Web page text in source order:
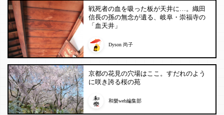
戦死者の血を吸った板が天井に…。織田
信長の孫の無念が遺る、岐阜・崇福寺の
「血天井」
Dyson 尚子
京都の花見の穴場はここ。すだれのよう
に咲き誇る桜の苑
和樂web編集部